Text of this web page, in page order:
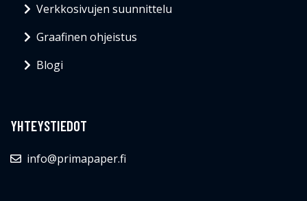
Verkkosivujen suunnittelu
Graafinen ohjeistus
Blogi
YHTEYSTIEDOT
info@primapaper.fi